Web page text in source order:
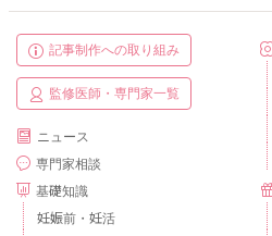
記事制作への取り組み
監修医師・専門家一覧
ニュース
専門家相談
基礎知識
妊娠前・妊活